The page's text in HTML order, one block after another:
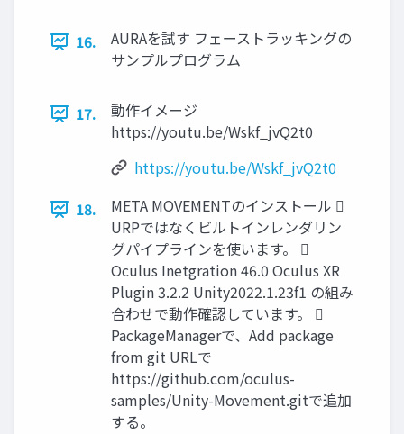
16.
AURAを試す フェーストラッキングの
サンプルプログラム
17.
動作イメージ
https://youtu.be/Wskf_jvQ2t0
https://youtu.be/Wskf_jvQ2t0
18.
META MOVEMENTのインストール 
URPではなくビルトインレンダリン
グパイプラインを使います。 
Oculus Inetgration 46.0 Oculus XR
Plugin 3.2.2 Unity2022.1.23f1 の組み
合わせで動作確認しています。 
PackageManagerで、Add package
from git URLで
https://github.com/oculus-
samples/Unity-Movement.gitで追加
する。